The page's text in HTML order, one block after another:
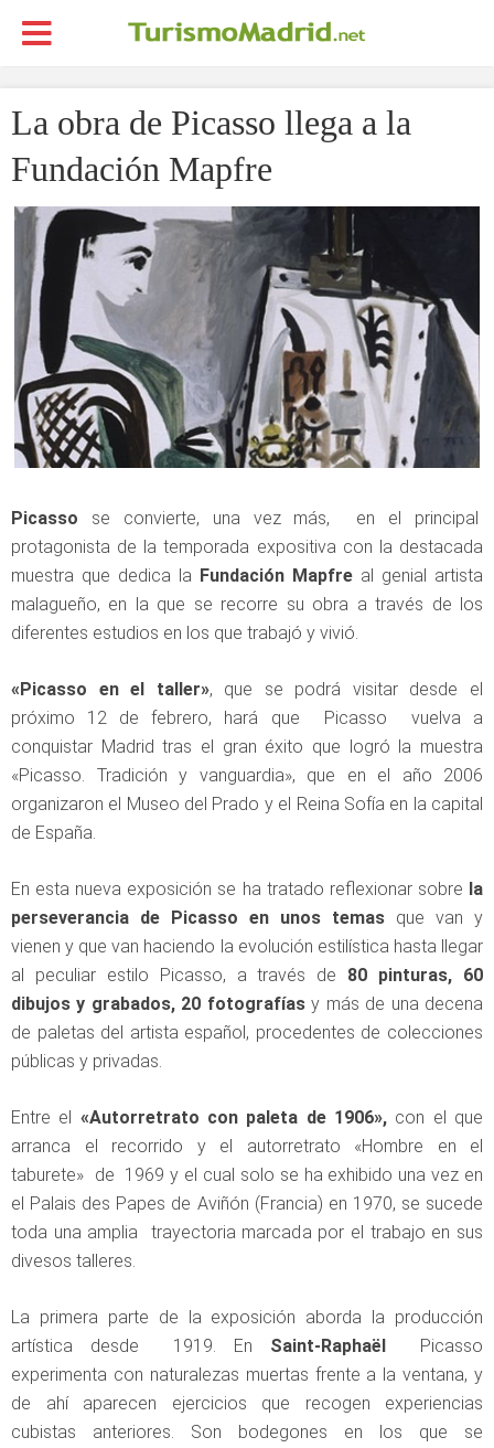
La obra de Picasso llega a la
Fundación Mapfre
Picasso se convierte, una vez más, en el principal
protagonista de la temporada expositiva con la destacada
muestra que dedica la Fundación Mapfre al genial artista
malagueño, en la que se recorre su obra a través de los
diferentes estudios en los que trabajó y vivió.
«Picasso en el taller», que se podrá visitar desde el
próximo 12 de febrero, hará que Picasso vuelva a
conquistar Madrid tras el gran éxito que logró la muestra
«Picasso. Tradición y vanguardia», que en el año 2006
organizaron el Museo del Prado y el Reina Sofía en la capital
de España.
En esta nueva exposición se ha tratado reflexionar sobre la
perseverancia de Picasso en unos temas que van y
vienen y que van haciendo la evolución estilística hasta llegar
al peculiar estilo Picasso, a través de 80 pinturas, 60
dibujos y grabados, 20 fotografíasy más de una decena
de paletas del artista español, procedentes de colecciones
públicas y privadas.
Entre el «Autorretrato con paleta de 1906», con el que
arranca el recorrido y el autorretrato «Hombre en el
taburete» de 1969 y el cual solo se ha exhibido una vez en
el Palais des Papes de Aviñón (Francia) en 1970, se sucede
toda una amplia trayectoria marcada por el trabajo en sus
divesos talleres.
La primera parte de la exposición aborda la producción
artística desde 1919. En Saint-Raphaël Picasso
experimenta con naturalezas muertas frente a la ventana, y
de ahí aparecen ejercicios que recogen experiencias
cubistas anteriores. Son bodegones en los que se